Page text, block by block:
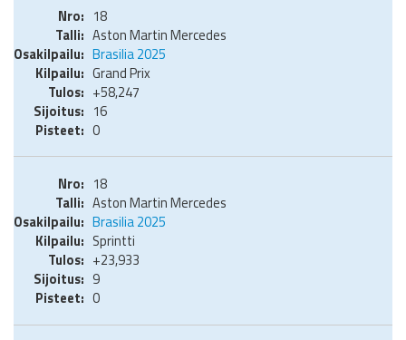
18
Aston Martin Mercedes
Brasilia 2025
Grand Prix
+58,247
16
0
18
Aston Martin Mercedes
Brasilia 2025
Sprintti
+23,933
9
0